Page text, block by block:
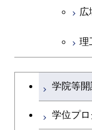
広
理
学士課程を切り替える
学院等開
学位プ